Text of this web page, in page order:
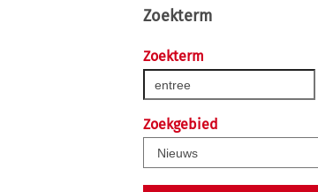
Zoekterm
Zoekterm
Zoekgebied